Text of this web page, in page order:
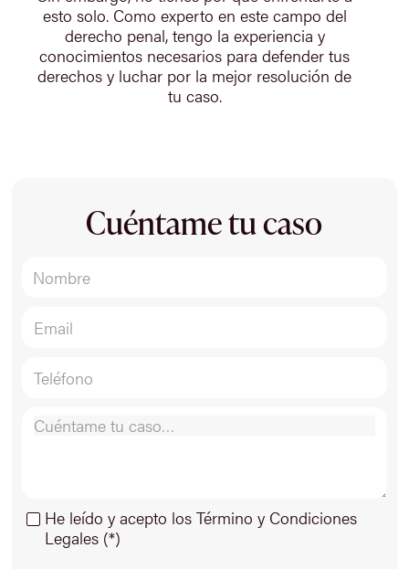
esto solo. Como experto en este campo del
derecho penal, tengo la experiencia y
conocimientos necesarios para defender tus
derechos y luchar por la mejor resolución de
tu caso.
Cuéntame tu caso
He leído y acepto los Término y Condiciones
Legales (*)